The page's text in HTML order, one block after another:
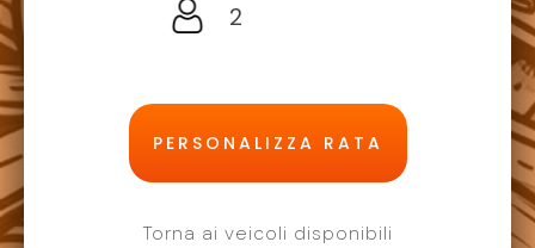
2
PERSONALIZZA RATA
Torna ai veicoli disponibili